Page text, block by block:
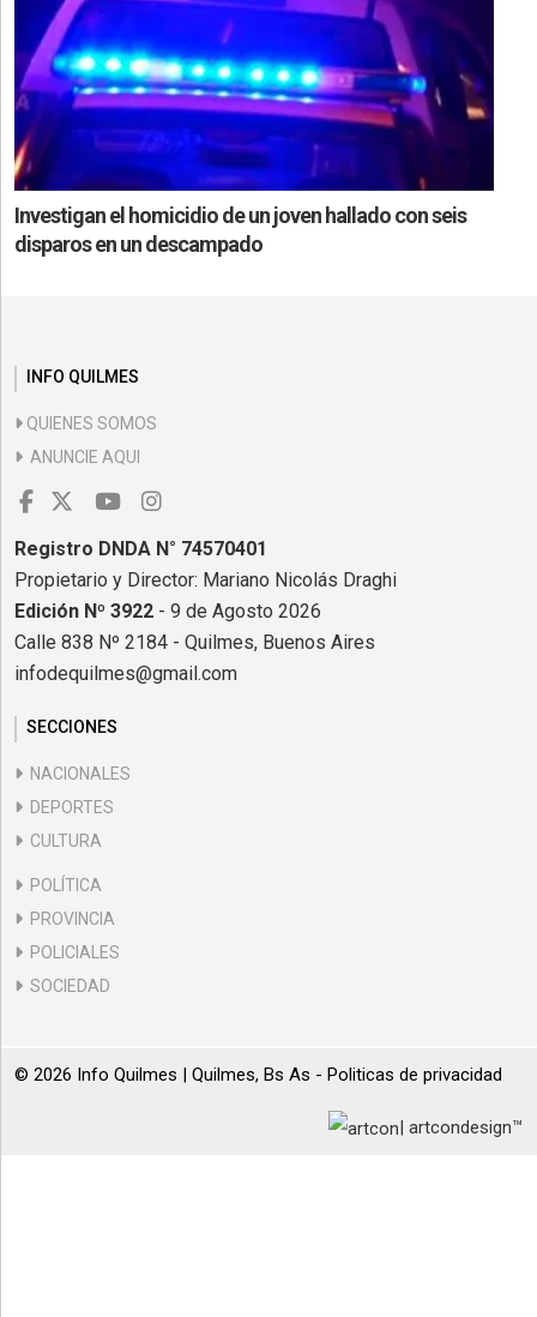
Investigan el homicidio de un joven hallado con seis
disparos en un descampado
INFO QUILMES
QUIENES SOMOS
ANUNCIE AQUI
Registro DNDA N° 74570401
Propietario y Director: Mariano Nicolás Draghi
Edición Nº 3922 - 9 de Agosto 2026
Calle 838 Nº 2184 - Quilmes, Buenos Aires
infodequilmes@gmail.com
SECCIONES
NACIONALES
DEPORTES
CULTURA
POLÍTICA
PROVINCIA
POLICIALES
SOCIEDAD
© 2026 Info Quilmes | Quilmes, Bs As - Politicas de privacidad
| artcondesign™